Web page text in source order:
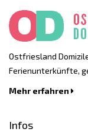
Ostfriesland
Ferienunterkünfte,
Mehr erfahren
Infos